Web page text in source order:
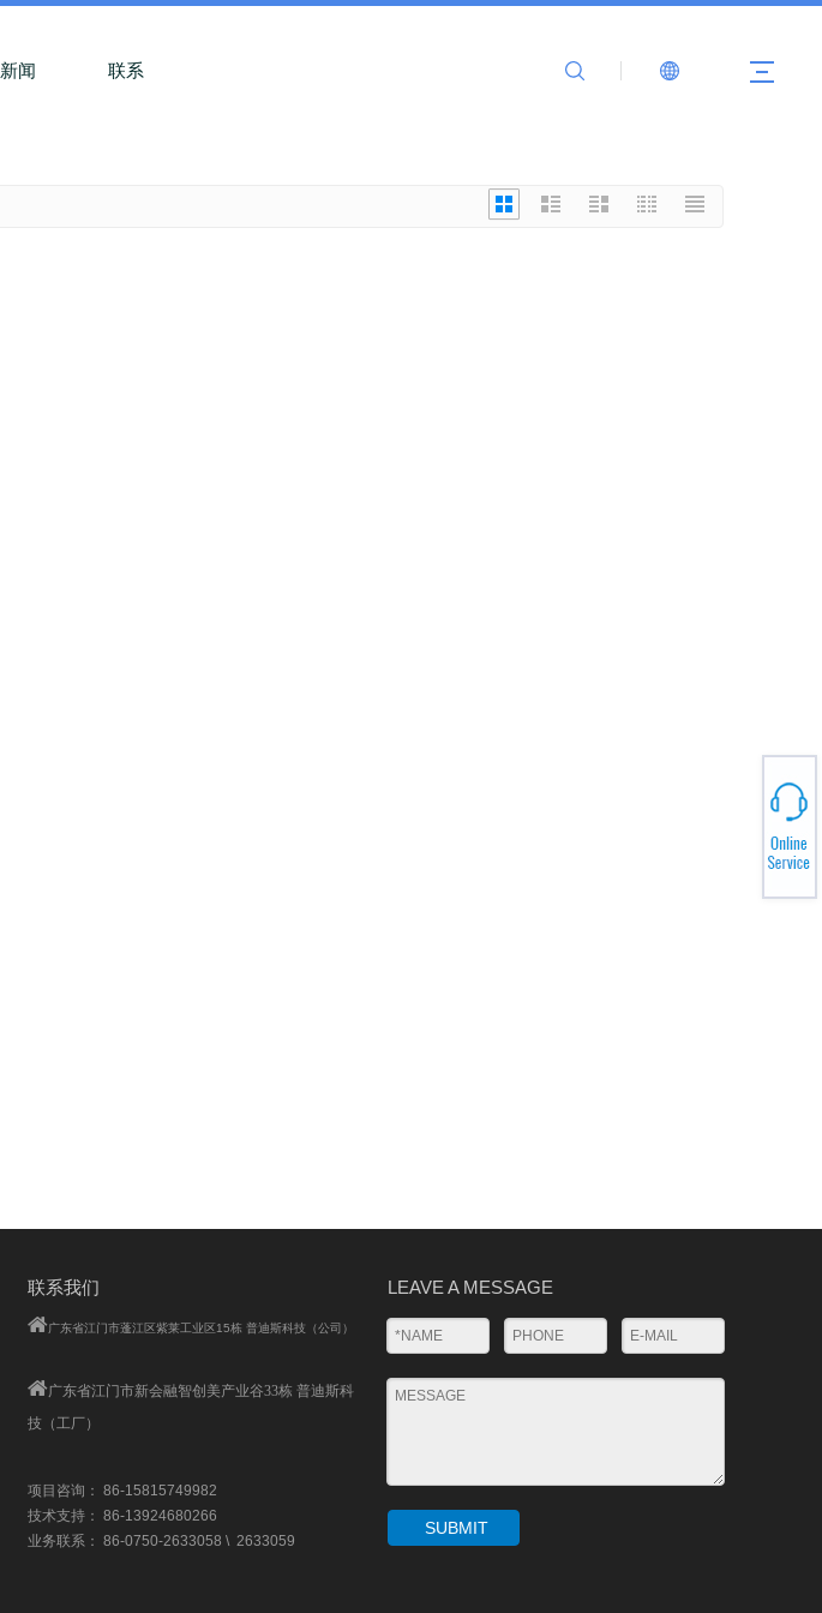
新闻 联系
联系我们
广东省江门市蓬江区紫莱工业区15栋 普迪斯科技（公司）
广东省江门市新会融智创美产业谷33栋 普迪斯科
技（工厂）
项目咨询： 86-15815749982
技术支持： 86-13924680266
业务联系： 86-0750-2633058 \ 2633059
LEAVE A MESSAGE
SUBMIT